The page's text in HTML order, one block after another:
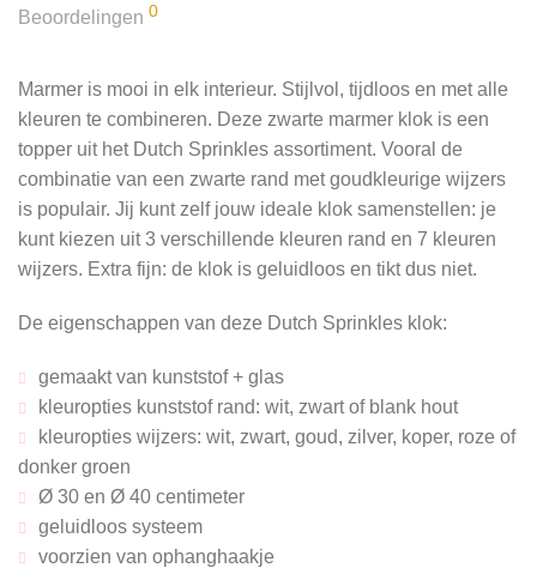
Beoordelingen 0
Marmer is mooi in elk interieur. Stijlvol, tijdloos en met alle
kleuren te combineren. Deze zwarte marmer klok is een
topper uit het Dutch Sprinkles assortiment. Vooral de
combinatie van een zwarte rand met goudkleurige wijzers
is populair. Jij kunt zelf jouw ideale klok samenstellen: je
kunt kiezen uit 3 verschillende kleuren rand en 7 kleuren
wijzers. Extra fijn: de klok is geluidloos en tikt dus niet.
De eigenschappen van deze Dutch Sprinkles klok:
gemaakt van kunststof + glas
kleuropties kunststof rand: wit, zwart of blank hout
kleuropties wijzers: wit, zwart, goud, zilver, koper, roze of
donker groen
Ø 30 en Ø 40 centimeter
geluidloos systeem
voorzien van ophanghaakje